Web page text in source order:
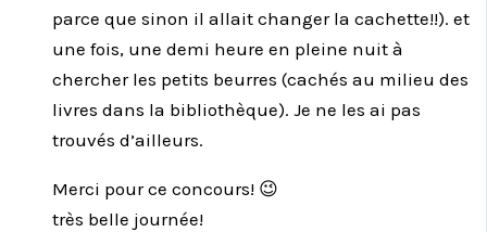
parce que sinon il allait changer la cachette!!). et
une fois, une demi heure en pleine nuit à
chercher les petits beurres (cachés au milieu des
livres dans la bibliothèque). Je ne les ai pas
trouvés d’ailleurs.
Merci pour ce concours! 😉
très belle journée!